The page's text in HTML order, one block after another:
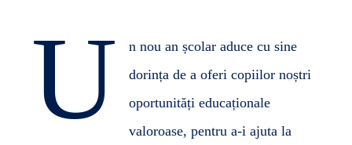
U
n nou an școlar aduce cu sine
dorința de a oferi copiilor noștri
oportunități educaționale
valoroase, pentru a-i ajuta la